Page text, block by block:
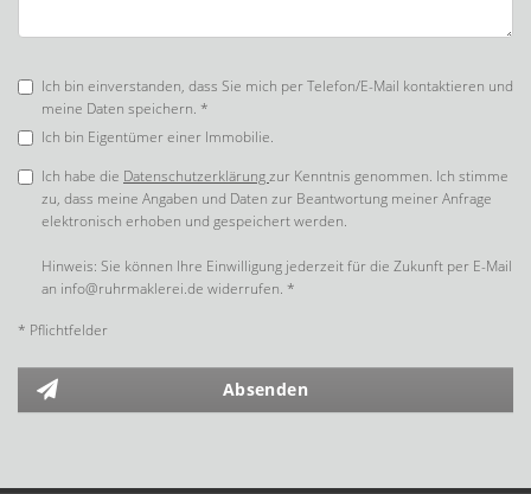
Ich bin einverstanden, dass Sie mich per Telefon/E-Mail kontaktieren und
meine Daten speichern. *
Ich bin Eigentümer einer Immobilie.
Ich habe die Datenschutzerklärungzur Kenntnis genommen. Ich stimme
zu, dass meine Angaben und Daten zur Beantwortung meiner Anfrage
elektronisch erhoben und gespeichert werden.
Hinweis: Sie können Ihre Einwilligung jederzeit für die Zukunft per E-Mail
an info@ruhrmaklerei.de widerrufen. *
* Pflichtfelder
Absenden